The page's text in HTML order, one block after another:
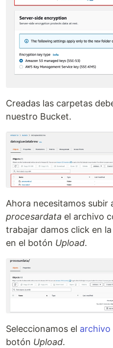
Creadas las carpetas
nuestro Bucket.
Ahora necesitamos subir
procesardata el archivo
trabajar damos click en
en el botón Upload.
Seleccionamos el archivo
botón Upload.